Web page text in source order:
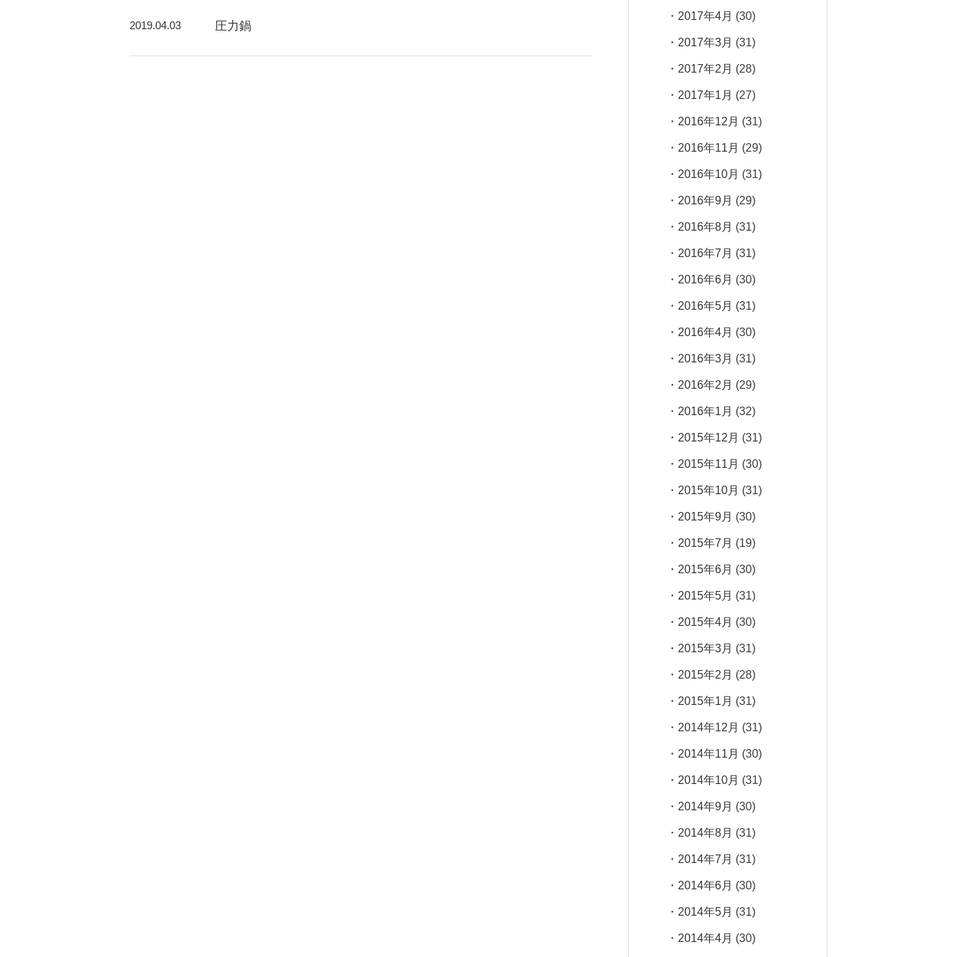
2019.04.03 圧力鍋
2017年4月 (30)
2017年3月 (31)
2017年2月 (28)
2017年1月 (27)
2016年12月 (31)
2016年11月 (29)
2016年10月 (31)
2016年9月 (29)
2016年8月 (31)
2016年7月 (31)
2016年6月 (30)
2016年5月 (31)
2016年4月 (30)
2016年3月 (31)
2016年2月 (29)
2016年1月 (32)
2015年12月 (31)
2015年11月 (30)
2015年10月 (31)
2015年9月 (30)
2015年7月 (19)
2015年6月 (30)
2015年5月 (31)
2015年4月 (30)
2015年3月 (31)
2015年2月 (28)
2015年1月 (31)
2014年12月 (31)
2014年11月 (30)
2014年10月 (31)
2014年9月 (30)
2014年8月 (31)
2014年7月 (31)
2014年6月 (30)
2014年5月 (31)
2014年4月 (30)